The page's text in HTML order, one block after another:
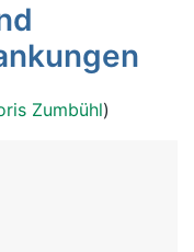
Zumbühl)